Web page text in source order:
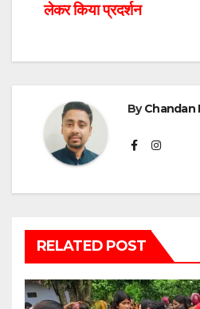
लेकर किया प्रदर्शन
ByChandan
RELATED POST